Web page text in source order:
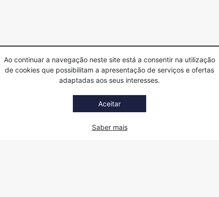
Ao continuar a navegação neste site está a consentir na utilização
de cookies que possibilitam a apresentação de serviços e ofertas
adaptadas aos seus interesses.
Aceitar
Saber mais